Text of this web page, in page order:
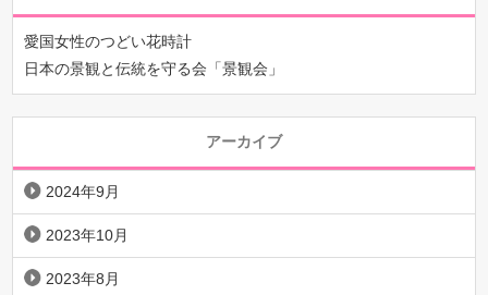
愛国女性のつどい花時計
日本の景観と伝統を守る会「景観会」
アーカイブ
2024年9月
2023年10月
2023年8月